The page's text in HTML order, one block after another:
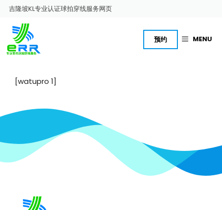
吉隆坡KL专业认证球拍穿线服务网页
MENU
预约
[watupro 1]